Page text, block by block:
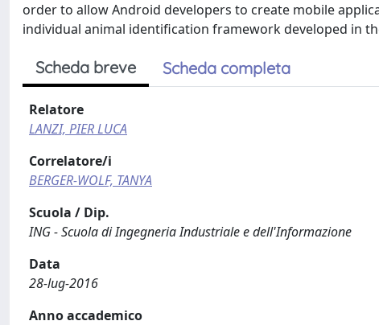
order to allow Android developers to create mobile
individual animal identification framework developed in
Scheda breve Scheda completa
Relatore
LANZI, PIER LUCA
Correlatore/i
BERGER-WOLF, TANYA
Scuola / Dip.
ING - Scuola di Ingegneria Industriale e dell'Informazione
Data
28-lug-2016
Anno accademico